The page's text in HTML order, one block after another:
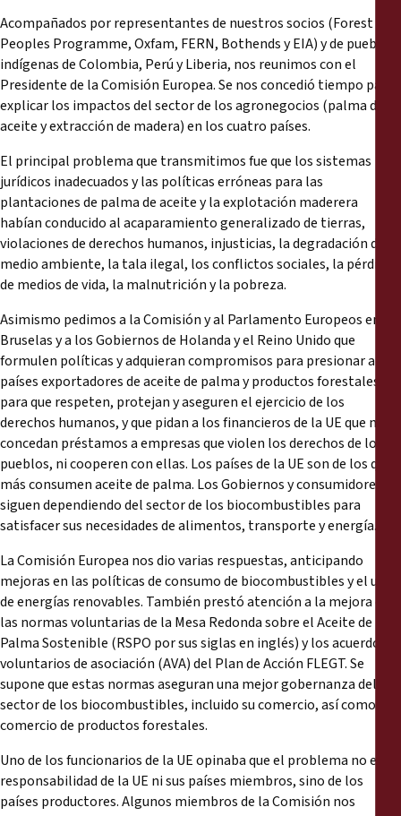
Acompañados por representantes de nuestros socios (Forest
Peoples Programme, Oxfam, FERN, Bothends y EIA) y de pueblos
indígenas de Colombia, Perú y Liberia, nos reunimos con el
Presidente de la Comisión Europea. Se nos concedió tiempo para
explicar los impactos del sector de los agronegocios (palma de
aceite y extracción de madera) en los cuatro países.
El principal problema que transmitimos fue que los sistemas
jurídicos inadecuados y las políticas erróneas para las
plantaciones de palma de aceite y la explotación maderera
habían conducido al acaparamiento generalizado de tierras,
violaciones de derechos humanos, injusticias, la degradación del
medio ambiente, la tala ilegal, los conflictos sociales, la pérdida
de medios de vida, la malnutrición y la pobreza.
Asimismo pedimos a la Comisión y al Parlamento Europeos en
Bruselas y a los Gobiernos de Holanda y el Reino Unido que
formulen políticas y adquieran compromisos para presionar a los
países exportadores de aceite de palma y productos forestales
para que respeten, protejan y aseguren el ejercicio de los
derechos humanos, y que pidan a los financieros de la UE que no
concedan préstamos a empresas que violen los derechos de los
pueblos, ni cooperen con ellas. Los países de la UE son de los que
más consumen aceite de palma. Los Gobiernos y consumidores
siguen dependiendo del sector de los biocombustibles para
satisfacer sus necesidades de alimentos, transporte y energía.
La Comisión Europea nos dio varias respuestas, anticipando
mejoras en las políticas de consumo de biocombustibles y el uso
de energías renovables. También prestó atención a la mejora de
las normas voluntarias de la Mesa Redonda sobre el Aceite de
Palma Sostenible (RSPO por sus siglas en inglés) y los acuerdos
voluntarios de asociación (AVA) del Plan de Acción FLEGT. Se
supone que estas normas aseguran una mejor gobernanza del
sector de los biocombustibles, incluido su comercio, así como del
comercio de productos forestales.
Uno de los funcionarios de la UE opinaba que el problema no era
responsabilidad de la UE ni sus países miembros, sino de los
países productores. Algunos miembros de la Comisión nos